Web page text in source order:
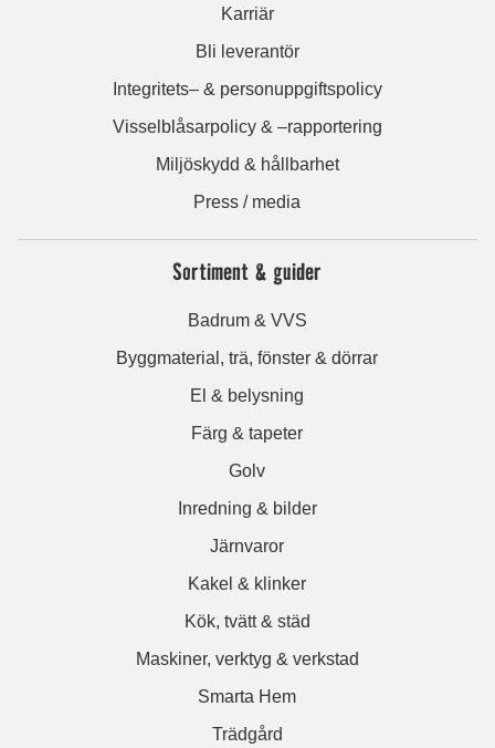
Karriär
Bli leverantör
Integritets– & personuppgiftspolicy
Visselblåsarpolicy & –rapportering
Miljöskydd & hållbarhet
Press / media
Sortiment & guider
Badrum & VVS
Byggmaterial, trä, fönster & dörrar
El & belysning
Färg & tapeter
Golv
Inredning & bilder
Järnvaror
Kakel & klinker
Kök, tvätt & städ
Maskiner, verktyg & verkstad
Smarta Hem
Trädgård